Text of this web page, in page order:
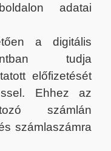
adatai
a digitális
tudja
előfizetését
Ehhez az
számlán
számlaszámra